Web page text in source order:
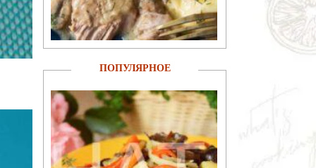
ПОПУЛЯРНОЕ